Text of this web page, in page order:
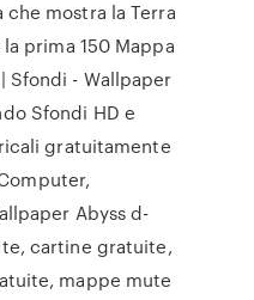
mostra la Terra
prima 150 Mappa
Sfondi - Wallpaper
Sfondi HD e
gratuitamente
Abyss d-
cartine gratuite,
mappe mute